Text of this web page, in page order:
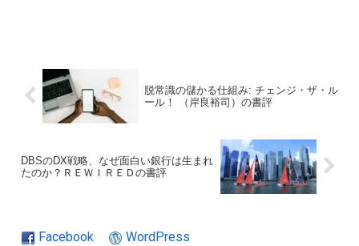
脱常識の儲かる仕組み: チェンジ・ザ・ル
ール！ （岸良裕司）の書評
DBSのDX戦略、なぜ面白い銀行は生まれ
たのか？ＲＥＷＩＲＥＤの書評
Facebook WordPress